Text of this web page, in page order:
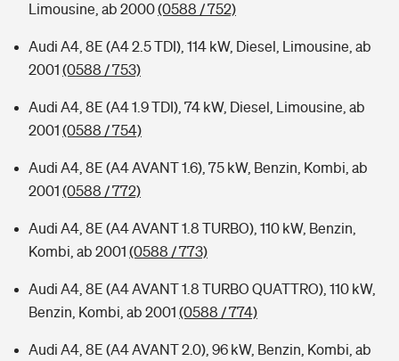
Limousine, ab 2000(0588 / 752)
Audi A4, 8E (A4 2.5 TDI), 114 kW, Diesel, Limousine, ab
2001 (0588 / 753)
Audi A4, 8E (A4 1.9 TDI), 74 kW, Diesel, Limousine, ab
2001 (0588 / 754)
Audi A4, 8E (A4 AVANT 1.6), 75 kW, Benzin, Kombi, ab
2001 (0588 / 772)
Audi A4, 8E (A4 AVANT 1.8 TURBO), 110 kW, Benzin,
Kombi, ab 2001 (0588 / 773)
Audi A4, 8E (A4 AVANT 1.8 TURBO QUATTRO), 110 kW,
Benzin, Kombi, ab 2001 (0588 / 774)
Audi A4, 8E (A4 AVANT 2.0), 96 kW, Benzin, Kombi, ab